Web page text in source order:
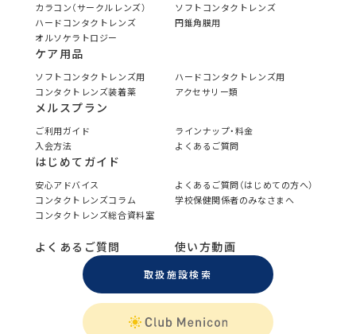
カラコン（サークルレンズ）
ソフトコンタクトレンズ
ハードコンタクトレンズ
円錐角膜用
オルソケラトロジー
ケア用品
ソフトコンタクトレンズ用
ハードコンタクトレンズ用
コンタクトレンズ装着薬
アクセサリー類
メルスプラン
ご利用ガイド
ラインナップ・料金
入会方法
よくあるご質問
はじめてガイド
安心アドバイス
よくあるご質問（はじめての方へ）
コンタクトレンズコラム
学校保健関係者のみなさまへ
コンタクトレンズ総合資料室
よくあるご質問 使い方動画
取扱施設検索